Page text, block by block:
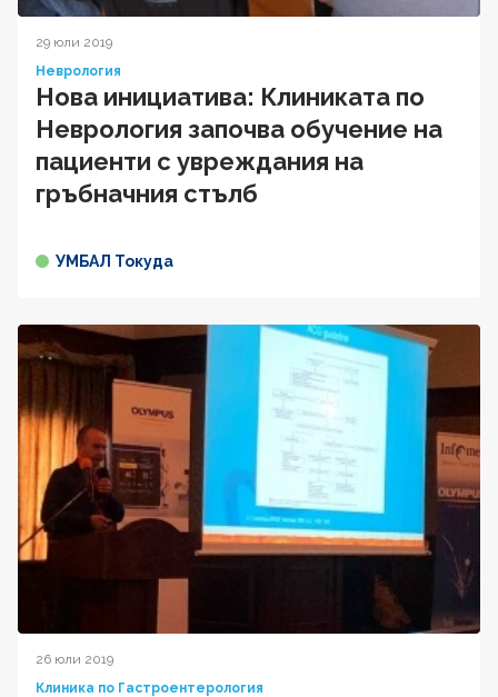
29 юли 2019
Неврология
Нова инициатива: Клиниката по
Неврология започва обучение на
пациенти с увреждания на
гръбначния стълб
УМБАЛ Токуда
26 юли 2019
Клиника по Гастроентерология